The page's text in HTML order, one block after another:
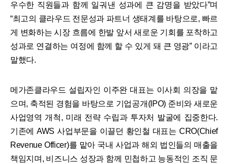
우수한 직원들과 함께 일궈낸 성과에 큰 감명을 받았다”며
“최고의 클라우드 전문성과 파트너 생태계를 바탕으로, 빠르
게 변화하는 시장 흐름에 한발 앞서 새로운 기회를 포착하고
성과로 연결하는 여정에 함께 할 수 있게 돼 큰 영광” 이라고
말했다.
메가존클라우드 설립자인 이주완 대표는 이사회 의장을 맡
으며, 축적된 경험을 바탕으로 기업공개(IPO) 준비와 새로운
사업영역 개척, 미래 전략 수립과 투자처 발굴에 집중한다.
기존에 AWS 사업부문을 이끌던 황인철 대표는 CRO(Chief
Revenue Officer)를 맡아 국내 사업과 해외 법인들의 매출을
책임지며, 비즈니스 성장과 함께 민첩하고 능동적인 조직 문